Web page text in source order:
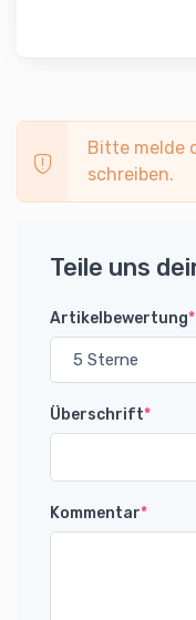
Bitte melde
schreiben.
Teile uns
Artikelbewertung*
Überschrift*
Kommentar*